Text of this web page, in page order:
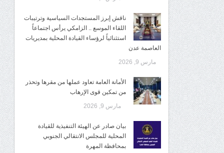
ناقش إبرز المستجدات السياسية وترتيبات
اللقاء الموسع .. الزامكي يرأس اجتماعاً
استثنائياً لرؤساء القيادة المحلية بمديريات
العاصمة عدن
مارس 9, 2026
الأمانة العامة تعاود عملها من مقرها وتحذر
من تمكين قوى الإرهاب
مارس 9, 2026
بيان صادر عن الهيئة التنفيذية للقيادة
المحلية للمجلس الانتقالي الجنوبي
بمحافظة المهرة